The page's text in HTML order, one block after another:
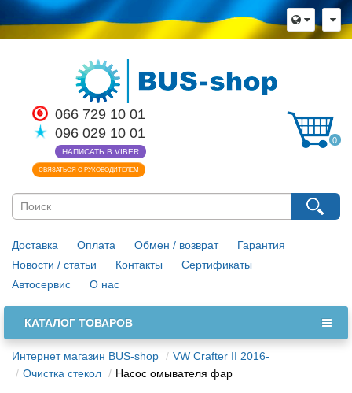
066 729 10 01
096 029 10 01
НАПИСАТЬ В VIBER
СВЯЗАТЬСЯ С РУКОВОДИТЕЛЕМ
0
Доставка Оплата Обмен / возврат
Гарантия
Новости / статьи
Контакты
Сертификаты
Автосервис
О нас
КАТАЛОГ ТОВАРОВ
Интернет магазин BUS-shop
VW Crafter II 2016-
Очистка стекол
Насос омывателя фар